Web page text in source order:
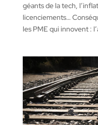
géants de la tech,
licenciements…
les PME qui innovent :